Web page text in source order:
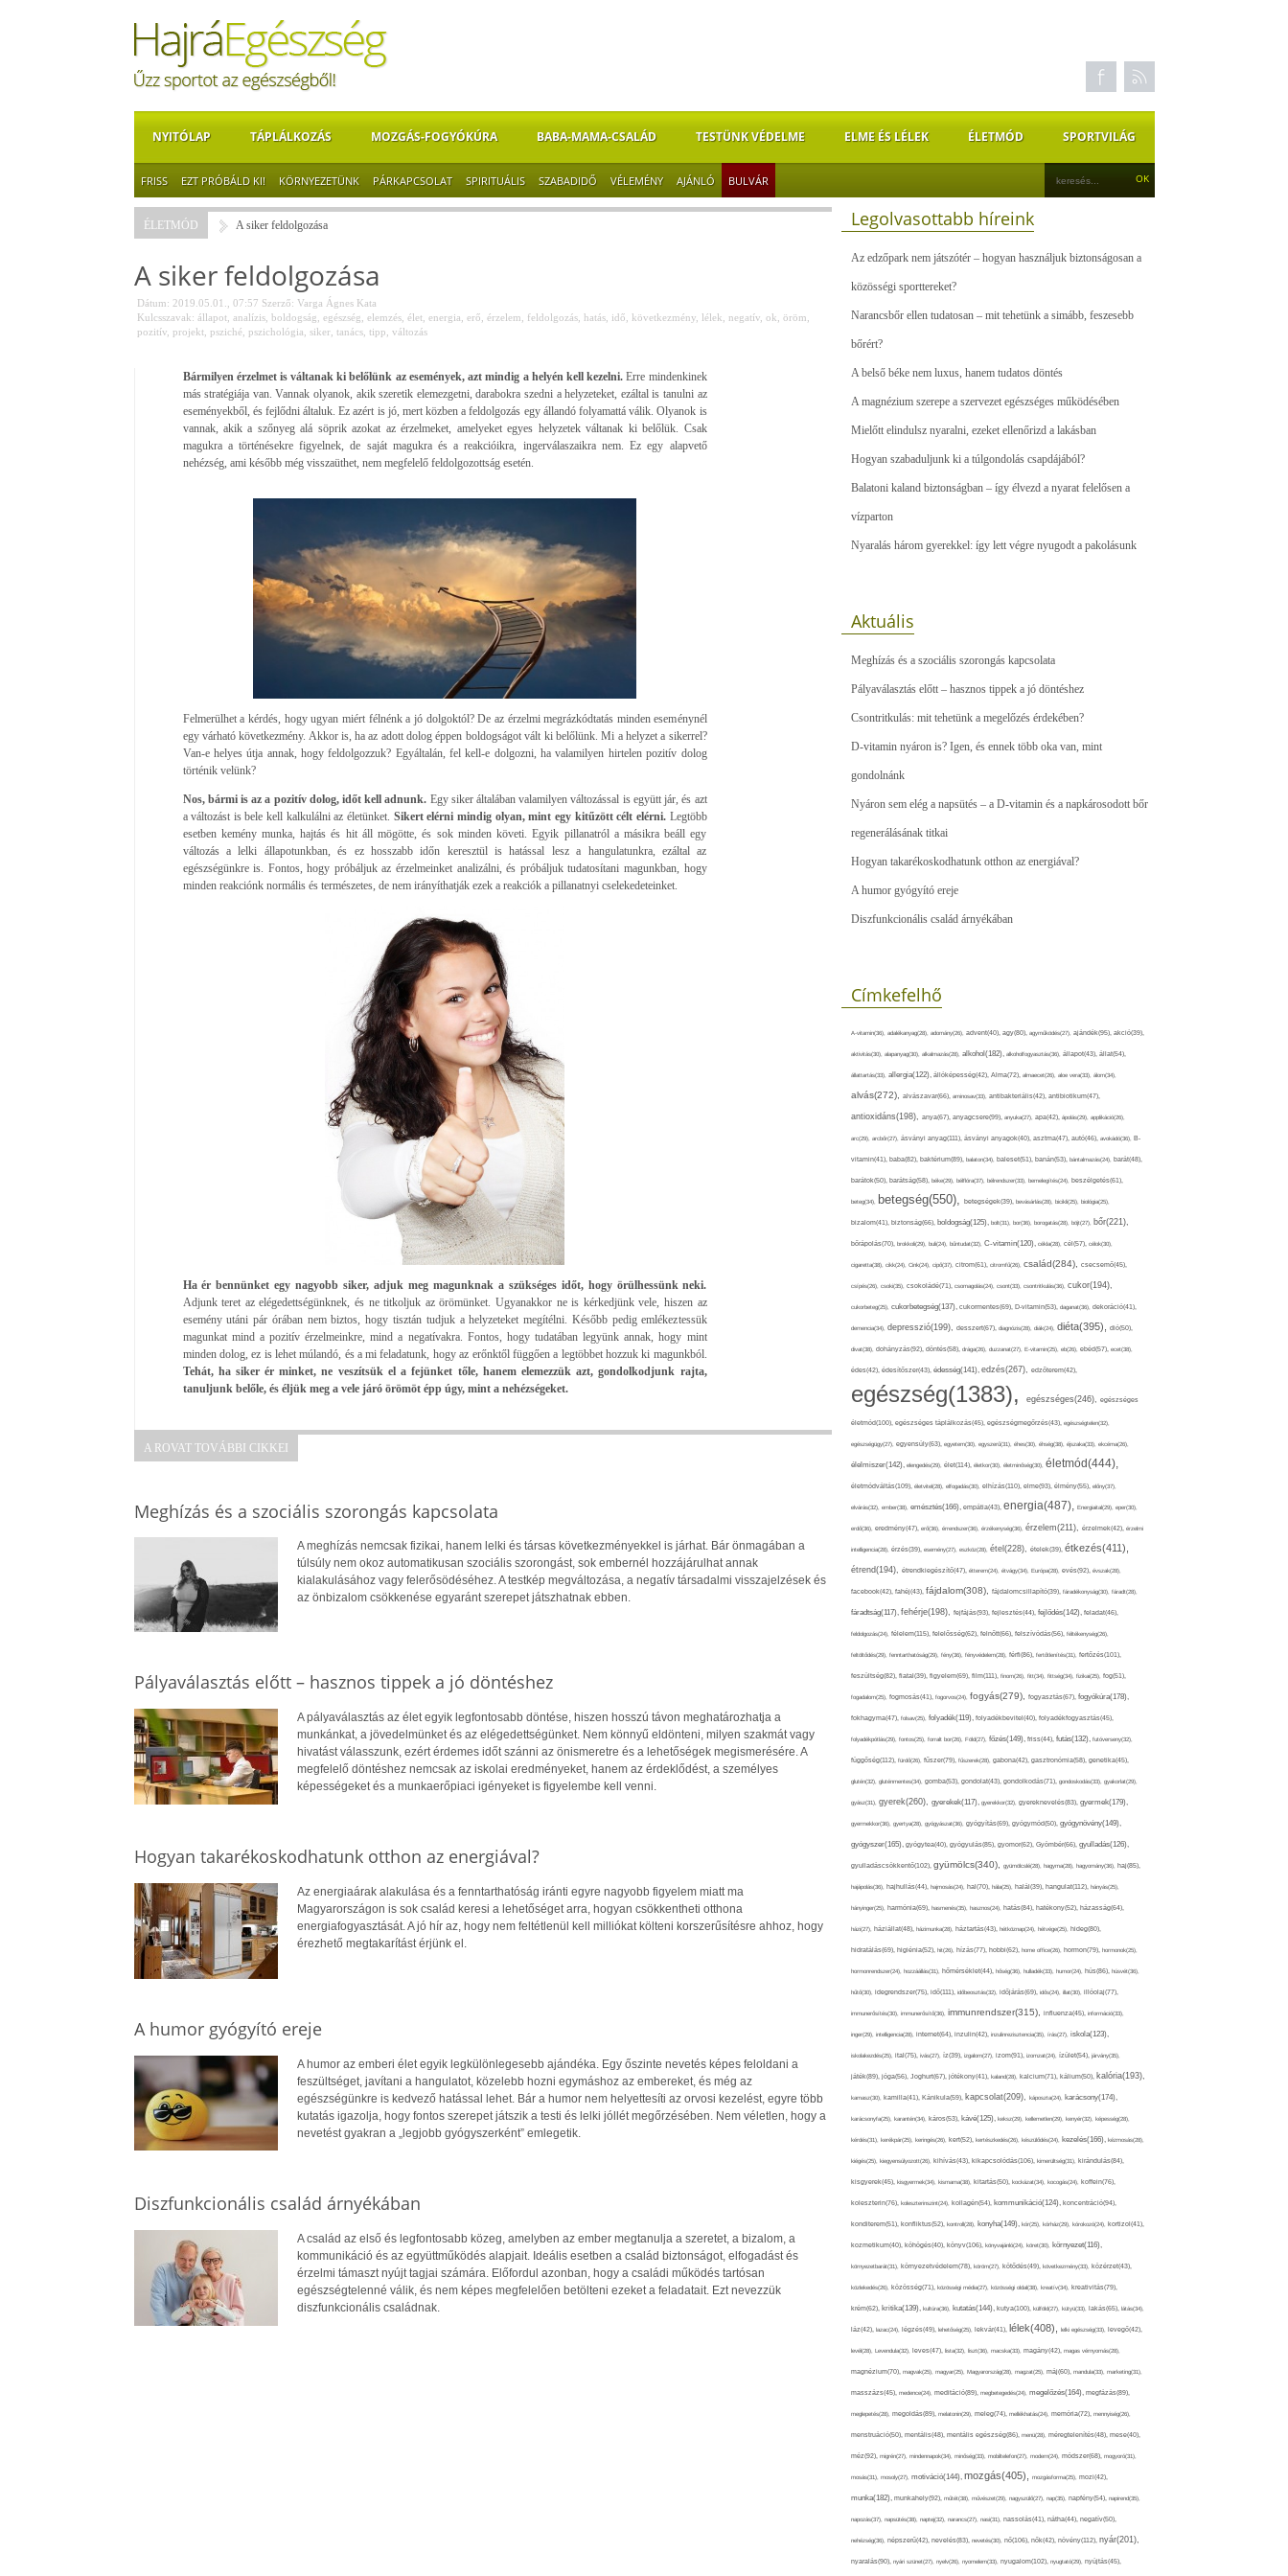
NYITÓLAP TÁPLÁLKOZÁS MOZGÁS-FOGYÓKÚRA BABA-MAMA-CSALÁD TESTÜNK VÉDELME ELME ÉS LÉLEK ÉLETMÓD SPORTVILÁG
FRISS EZT PRÓBÁLD KI! KÖRNYEZETÜNK PÁRKAPCSOLAT SPIRITUÁLIS SZABADIDŐ VÉLEMÉNY AJÁNLÓ BULVÁR
ÉLETMÓD A siker feldolgozása
A siker feldolgozása
Dátum: 2019.05.01., 07:57 Szerző: Varga Ágnes Kata
Kulcsszavak: állapot, analízis, boldogság egészség elemzés, élet, energia erő érzelem feldolgozás, hatás, idő következmény, lélek negatív, ok öröm
pozitív, projekt, psziché, pszichológia siker, tanács, tipp változás
Bármilyen érzelmet is váltanak ki belőlünk az események, azt mindig a helyén kell kezelni. Erre mindenkinek
más stratégiája van. Vannak olyanok, akik szeretik elemezgetni, darabokra szedni a helyzeteket, ezáltal is tanulni az
eseményekből, és fejlődni általuk. Ez azért is jó, mert közben a feldolgozás egy állandó folyamattá válik. Olyanok is
vannak, akik a szőnyeg alá söprik azokat az érzelmeket, amelyeket egyes helyzetek váltanak ki belőlük. Csak
magukra a történésekre figyelnek, de saját magukra és a reakcióikra, ingerválaszaikra nem. Ez egy alapvető
nehézség, ami később még visszaüthet, nem megfelelő feldolgozottság esetén.
Felmerülhet a kérdés, hogy ugyan miért félnénk a jó dolgoktól? De az érzelmi megrázkódtatás minden eseménynél
egy várható következmény. Akkor is, ha az adott dolog éppen boldogságot vált ki belőlünk. Mi a helyzet a sikerrel?
Van-e helyes útja annak, hogy feldolgozzuk? Egyáltalán, fel kell-e dolgozni, ha valamilyen hirtelen pozitív dolog
történik velünk?
Nos, bármi is az a pozitív dolog, időt kell adnunk. Egy siker általában valamilyen változással is együtt jár, és azt
a változást is bele kell kalkulálni az életünket. Sikert elérni mindig olyan, mint egy kitűzött célt elérni.Legtöbb
esetben kemény munka, hajtás és hit áll mögötte, és sok minden követi. Egyik pillanatról a másikra beáll egy
változás a lelki állapotunkban, és ez hosszabb időn keresztül is hatással lesz a hangulatunkra, ezáltal az
egészségünkre is. Fontos, hogy próbáljuk az érzelmeinket analizálni, és próbáljuk tudatosítani magunkban, hogy
minden reakciónk normális és természetes, de nem irányíthatják ezek a reakciók a pillanatnyi cselekedeteinket.
Ha ér bennünket egy nagyobb siker, adjuk meg magunknak a szükséges időt, hogy örülhessünk neki.
Adjunk teret az elégedettségünknek, és ne titkoljuk az örömünket. Ugyanakkor ne is kérkedjünk vele, hiszen az
esemény utáni pár órában nem biztos, hogy tisztán tudjuk a helyzeteket megítélni. Később pedig emlékeztessük
magunkat mind a pozitív érzelmeinkre, mind a negatívakra. Fontos, hogy tudatában legyünk annak, hogy mint
minden dolog, ez is lehet múlandó, és a mi feladatunk, hogy az erőnktől függően a legtöbbet hozzuk ki magunkból.
Tehát, ha siker ér minket, ne veszítsük el a fejünket tőle, hanem elemezzük azt, gondolkodjunk rajta,
tanuljunk belőle, és éljük meg a vele járó örömöt épp úgy, mint a nehézségeket.
A ROVAT TOVÁBBI CIKKEI
Meghízás és a szociális szorongás kapcsolata
A meghízás nemcsak fizikai, hanem lelki és társas következményekkel is járhat. Bár önmagában a
túlsúly nem okoz automatikusan szociális szorongást, sok embernél hozzájárulhat annak
kialakulásához vagy felerősödéséhez. A testkép megváltozása, a negatív társadalmi visszajelzések és
az önbizalom csökkenése egyaránt szerepet játszhatnak ebben.
Pályaválasztás előtt – hasznos tippek a jó döntéshez
A pályaválasztás az élet egyik legfontosabb döntése, hiszen hosszú távon meghatározhatja a
munkánkat, a jövedelmünket és az elégedettségünket. Nem könnyű eldönteni, milyen szakmát vagy
hivatást válasszunk, ezért érdemes időt szánni az önismeretre és a lehetőségek megismerésére. A
megfelelő döntéshez nemcsak az iskolai eredményeket, hanem az érdeklődést, a személyes
képességeket és a munkaerőpiaci igényeket is figyelembe kell venni.
Hogyan takarékoskodhatunk otthon az energiával?
Az energiaárak alakulása és a fenntarthatóság iránti egyre nagyobb figyelem miatt ma
Magyarországon is sok család keresi a lehetőséget arra, hogyan csökkentheti otthona
energiafogyasztását. A jó hír az, hogy nem feltétlenül kell milliókat költeni korszerűsítésre ahhoz, hogy
érezhető megtakarítást érjünk el.
A humor gyógyító ereje
A humor az emberi élet egyik legkülönlegesebb ajándéka. Egy őszinte nevetés képes feloldani a
feszültséget, javítani a hangulatot, közelebb hozni egymáshoz az embereket, és még az
egészségünkre is kedvező hatással lehet. Bár a humor nem helyettesíti az orvosi kezelést, egyre több
kutatás igazolja, hogy fontos szerepet játszik a testi és lelki jóllét megőrzésében. Nem véletlen, hogy a
nevetést gyakran a „legjobb gyógyszerként” emlegetik.
Diszfunkcionális család árnyékában
A család az első és legfontosabb közeg, amelyben az ember megtanulja a szeretet, a bizalom, a
kommunikáció és az együttműködés alapjait. Ideális esetben a család biztonságot, elfogadást és
érzelmi támaszt nyújt tagjai számára. Előfordul azonban, hogy a családi működés tartósan
egészségtelenné válik, és nem képes megfelelően betölteni ezeket a feladatait. Ezt nevezzük
diszfunkcionális családnak.
Legolvasottabb híreink
Az edzőpark nem játszótér – hogyan használjuk biztonságosan a
közösségi sporttereket?
Narancsbőr ellen tudatosan – mit tehetünk a simább, feszesebb
bőrért?
A belső béke nem luxus, hanem tudatos döntés
A magnézium szerepe a szervezet egészséges működésében
Mielőtt elindulsz nyaralni, ezeket ellenőrizd a lakásban
Hogyan szabaduljunk ki a túlgondolás csapdájából?
Balatoni kaland biztonságban – így élvezd a nyarat felelősen a
vízparton
Nyaralás három gyerekkel: így lett végre nyugodt a pakolásunk
Aktuális
Meghízás és a szociális szorongás kapcsolata
Pályaválasztás előtt – hasznos tippek a jó döntéshez
Csontritkulás: mit tehetünk a megelőzés érdekében?
D-vitamin nyáron is? Igen, és ennek több oka van, mint
gondolnánk
Nyáron sem elég a napsütés – a D-vitamin és a napkárosodott bőr
regenerálásának titkai
Hogyan takarékoskodhatunk otthon az energiával?
A humor gyógyító ereje
Diszfunkcionális család árnyékában
Címkefelhő
A-vitamin(36), adalékanyag(28), adomány(26), advent(40), agy(80), agyműködés(27), ajándék(95), akció(39),
aktivitás(30), alapanyag(30), alkalmazás(28), alkohol(182), alkoholfogyasztás(36), állapot(43), állat(54),
állattartás(33), allergia(122), állóképesség(42), Alma(72), almaecet(26), aloe vera(33), álom(34),
alvás(272), alvászavar(66), aminosav(33), antibakteriális(42), antibiotikum(47),
antioxidáns(198), anya(67), anyagcsere(99), anyuka(27), apa(42), ápolás(29), applikáció(26),
arc(29), arcbőr(27), ásványi anyag(111), ásványi anyagok(40), asztma(47), autó(46), avokádó(36), B-
vitamin(41), baba(82), baktérium(89), balaton(34), baleset(51), banán(53), bántalmazás(24), barát(48),
barátok(50), barátság(58), béke(29), bélflóra(37), bélrendszer(33), bemelegítés(24), beszélgetés(61),
beteg(34), betegség(550), betegségek(39), bevásárlás(28), bicikli(25), biológia(25),
bizalom(41), biztonság(66), boldogság(125), bolt(31), bor(36), borogatás(28), böjt(27), bőr(221),
bőrápolás(70), brokkoli(29), buli(24), bűntudat(32), C-vitamin(120), cékla(28), cél(57), célok(30),
cigaretta(38), cikk(24), Cink(24), cipő(37), citrom(61), citromfű(26), család(284), csecsemő(45),
csípés(26), csoki(35), csokoládé(71), csomagolás(24), csont(33), csontritkulás(36), cukor(194),
cukorbeteg(25), cukorbetegség(137), cukormentes(69), D-vitamin(53), daganat(36), dekoráció(41),
demencia(34), depresszió(199), desszert(67), diagnózis(28), diák(24), diéta(395), dió(50),
divat(38), dohányzás(92), döntés(58), drága(26), duzzanat(27), E-vitamin(25), eb(26), ebéd(57), ecet(38),
édes(42), édesítőszer(43), édesség(141), edzés(267), edzőterem(42),
egészség(1383), egészséges(246), egészséges
életmód(100), egészséges táplálkozás(45), egészségmegőrzés(43), egészségtelen(32),
egészségügy(27), egyensúly(63), egyetem(30), egyszerű(31), éhes(30), éhség(38), éjszaka(33), ekcéma(26),
élelmiszer(142), elengedés(29), élet(114), életkor(30), életminőség(30), életmód(444),
életmódváltás(109), életvitel(28), elfogadás(30), elhízás(110), elme(93), élmény(55), előny(37),
elvárás(32), ember(38), emésztés(166), empátia(43), energia(487), Energiaital(29), eper(30),
erdő(36), eredmény(47), erő(36), érrendszer(36), érzékenység(36), érzelem(211), érzelmek(42), érzelmi
intelligencia(28), érzés(39), esemény(27), eszköz(28), étel(228), ételek(39), étkezés(411),
étrend(194), étrendkiegészítő(47), étterem(24), étvágy(34), Európa(28), evés(92), évszak(28),
facebook(42), fahéj(43), fájdalom(308), fájdalomcsillapító(39), fáradékonyság(30), fáradt(28),
fáradtság(117), fehérje(198), fejfájás(93), fejlesztés(44), fejlődés(142), feladat(46),
feldolgozás(24), félelem(115), felelősség(62), felnőtt(66), felszívódás(56), féltékenység(26),
feltöltődés(29), fenntarthatóság(29), fény(36), fényvédelem(28), férfi(86), fertőtlenítés(31), fertőzés(101),
feszültség(82), fiatal(39), figyelem(69), film(111), finom(26), fitt(34), fittség(34), fizikai(25), fog(51),
fogadalom(25), fogmosás(41), fogorvos(24), fogyás(279), fogyasztás(67), fogyókúra(178),
fokhagyma(47), folsav(25), folyadék(119), folyadékbevitel(40), folyadékfogyasztás(45),
folyadékpótlás(29), fontos(25), forralt bor(26), Föld(27), főzés(149), friss(44), futás(132), futóverseny(32),
függőség(112), fürdő(26), fűszer(79), fűszerek(28), gabona(42), gasztronómia(58), genetika(45),
glutén(32), gluténmentes(34), gomba(53), gondolat(43), gondolkodás(71), gondoskodás(33), gyakorlat(29),
gyász(31), gyerek(260), gyerekek(117), gyerekkor(32), gyereknevelés(83), gyermek(179),
gyermekkor(36), gyertya(28), gyógyászat(36), gyógyítás(69), gyógymód(50), gyógynövény(149),
gyógyszer(165), gyógytea(40), gyógyulás(85), gyomor(62), Gyömbér(66), gyulladás(126),
gyulladáscsökkentő(102), gyümölcs(340), gyümölcslé(28), hagyma(28), hagyomány(36), haj(85),
hajápolás(36), hajhullás(44), hajmosás(24), hal(70), hála(25), halál(39), hangulat(112), hányás(25),
hányinger(25), harmónia(69), hasmenés(35), hasznos(24), hatás(84), hatékony(52), házasság(64),
házi(27), háziállat(48), házimunka(28), háztartás(43), hétköznap(24), hétvége(25), hideg(80),
hidratálás(69), higiénia(52), hit(26), hízás(77), hobbi(62), home office(26), hormon(79), hormonok(25),
hormonrendszer(24), hozzáállás(31), hőmérséklet(44), hőség(36), hulladék(33), humor(24), hús(86), húsvét(36),
hűtő(30), idegrendszer(75), idő(111), időbeosztás(32), időjárás(69), idős(24), illat(30), illóolaj(77),
immunerősítés(30), immunerősítő(36), immunrendszer(315), influenza(45), információ(33),
inger(29), intelligencia(28), internet(64), inzulin(42), inzulinrezisztencia(35), írás(27), iskola(123),
iskolakezdés(25), ital(75), ivás(27), íz(39), izgalom(27), izom(91), izomzat(24), ízület(54), járvány(35),
játék(89), jóga(56), Joghurt(67), jótékony(41), kaland(28), kalcium(71), kálium(50), kalória(193),
kamasz(30), kamilla(41), Kánikula(59), kapcsolat(209), káposzta(24), karácsony(174),
karácsonyfa(25), karantén(34), káros(53), kávé(125), keksz(29), kellemetlen(29), kenyér(32), képesség(28),
kérdés(31), kerékpár(25), keringés(26), kert(52), kertészkedés(26), készülődés(24), kezelés(166), kézmosás(28),
kiégés(25), kiegyensúlyozott(26), kihívás(43), kikapcsolódás(106), kimerültség(31), kirándulás(84),
kisgyerek(45), kisgyermek(34), kismama(38), kitartás(50), kockázat(34), kocogás(24), koffein(76),
koleszterin(76), koleszterinszint(24), kollagén(54), kommunikáció(124), koncentráció(94),
konditerem(51), konfliktus(52), kontroll(28), konyha(149), kór(25), kórház(29), kórokozó(24), kortizol(41),
kozmetikum(40), köhögés(40), könyv(106), könyvajánló(24), köret(30), környezet(116),
környezetbarát(31), környezetvédelem(78), köröm(27), kötődés(49), következmény(33), közérzet(43),
közlekedés(26), közösség(71), közösségi média(27), közösségi oldal(38), kreatív(34), kreativitás(79),
krém(62), kritika(139), kultúra(36), kutatás(144), kutya(100), külföld(27), kütyü(33), lakás(65), látás(34),
láz(42), lazac(24), légzés(49), lehetőség(25), lekvár(41), lélek(408), lelki egészség(33), levegő(42),
levél(28), Levendula(32), leves(47), lista(32), liszt(36), macska(33), magány(42), magas vérnyomás(28),
magnézium(70), magvak(25), magyar(25), Magyarország(28), magzat(25), máj(60), mandula(33), marketing(31),
masszázs(45), medence(24), meditáció(89), megbetegedés(24), megelőzés(164), megfázás(89),
meglepetés(28), megoldás(89), melatonin(29), meleg(74), mellékhatás(24), memória(72), mennyiség(26),
menstruáció(50), mentális(48), mentális egészség(86), menü(28), méregtelenítés(48), mese(40),
méz(92), migrén(27), mindennapok(34), minőség(33), mobiltelefon(27), modern(24), módszer(68), mogyoró(31),
mosás(31), mosoly(27), motiváció(144), mozgás(405), mozgásforma(25), mozi(42),
munka(182), munkahely(92), műtét(38), művészet(29), nagyszülő(27), nap(35), napfény(54), napirend(35),
napozás(37), napsütés(38), naptej(32), narancs(27), nasi(31), nassolás(41), nátha(44), negatív(50),
nehézség(36), népszerű(42), nevelés(83), nevetés(30), nő(106), nők(42), növény(112), nyár(201),
nyaralás(90), nyári szünet(27), nyelv(26), nyomelem(33), nyugalom(102), nyugtató(29), nyújtás(45),